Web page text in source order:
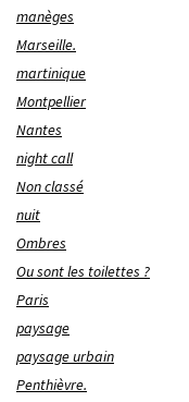
manèges
Marseille.
martinique
Montpellier
Nantes
night call
Non classé
nuit
Ombres
Ou sont les toilettes ?
Paris
paysage
paysage urbain
Penthièvre.